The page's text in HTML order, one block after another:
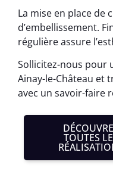
La mise en place de
d’embellissement.
régulière assure
Sollicitez-nous pour
Ainay-le-Château et
avec un savoir-faire
TOUTES